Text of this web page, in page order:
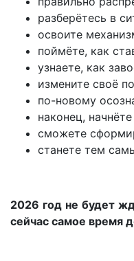
разберётесь в
освоите
поймёте, как
узнаете, как
измените своё
по-новому
наконец,
сможете
станете тем
2026 год не будет
сейчас самое время